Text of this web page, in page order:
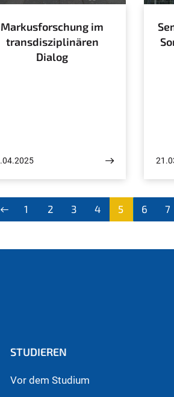
Markusforschung im
transdisziplinären
Dialog
1 2 3 4
5
6 7
STUDIEREN
Vor dem Studium